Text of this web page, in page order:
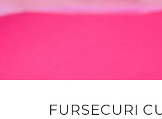
FURSECURI